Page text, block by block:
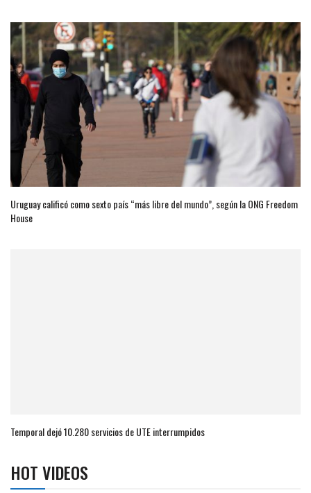
Uruguay calificó como sexto país “más libre del mundo”, según la ONG Freedom
House
Temporal dejó 10.280 servicios de UTE interrumpidos
HOT VIDEOS